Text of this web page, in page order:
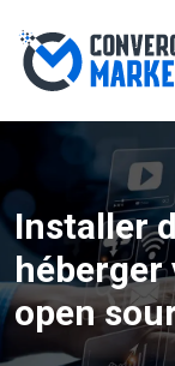
Installer
open